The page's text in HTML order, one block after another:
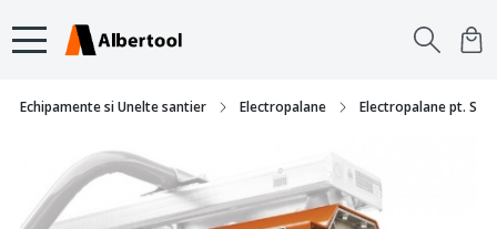
Echipamente si Unelte santier Electropalane Electropalane pt.